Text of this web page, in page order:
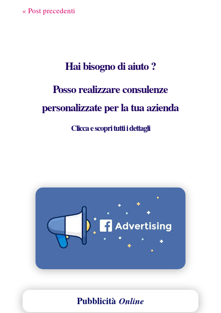
« Post precedenti
Hai bisogno di aiuto ?
Posso realizzare consulenze
personalizzate per la tua azienda
Clicca e scopri tutti i dettagli
PubblicitàOnline